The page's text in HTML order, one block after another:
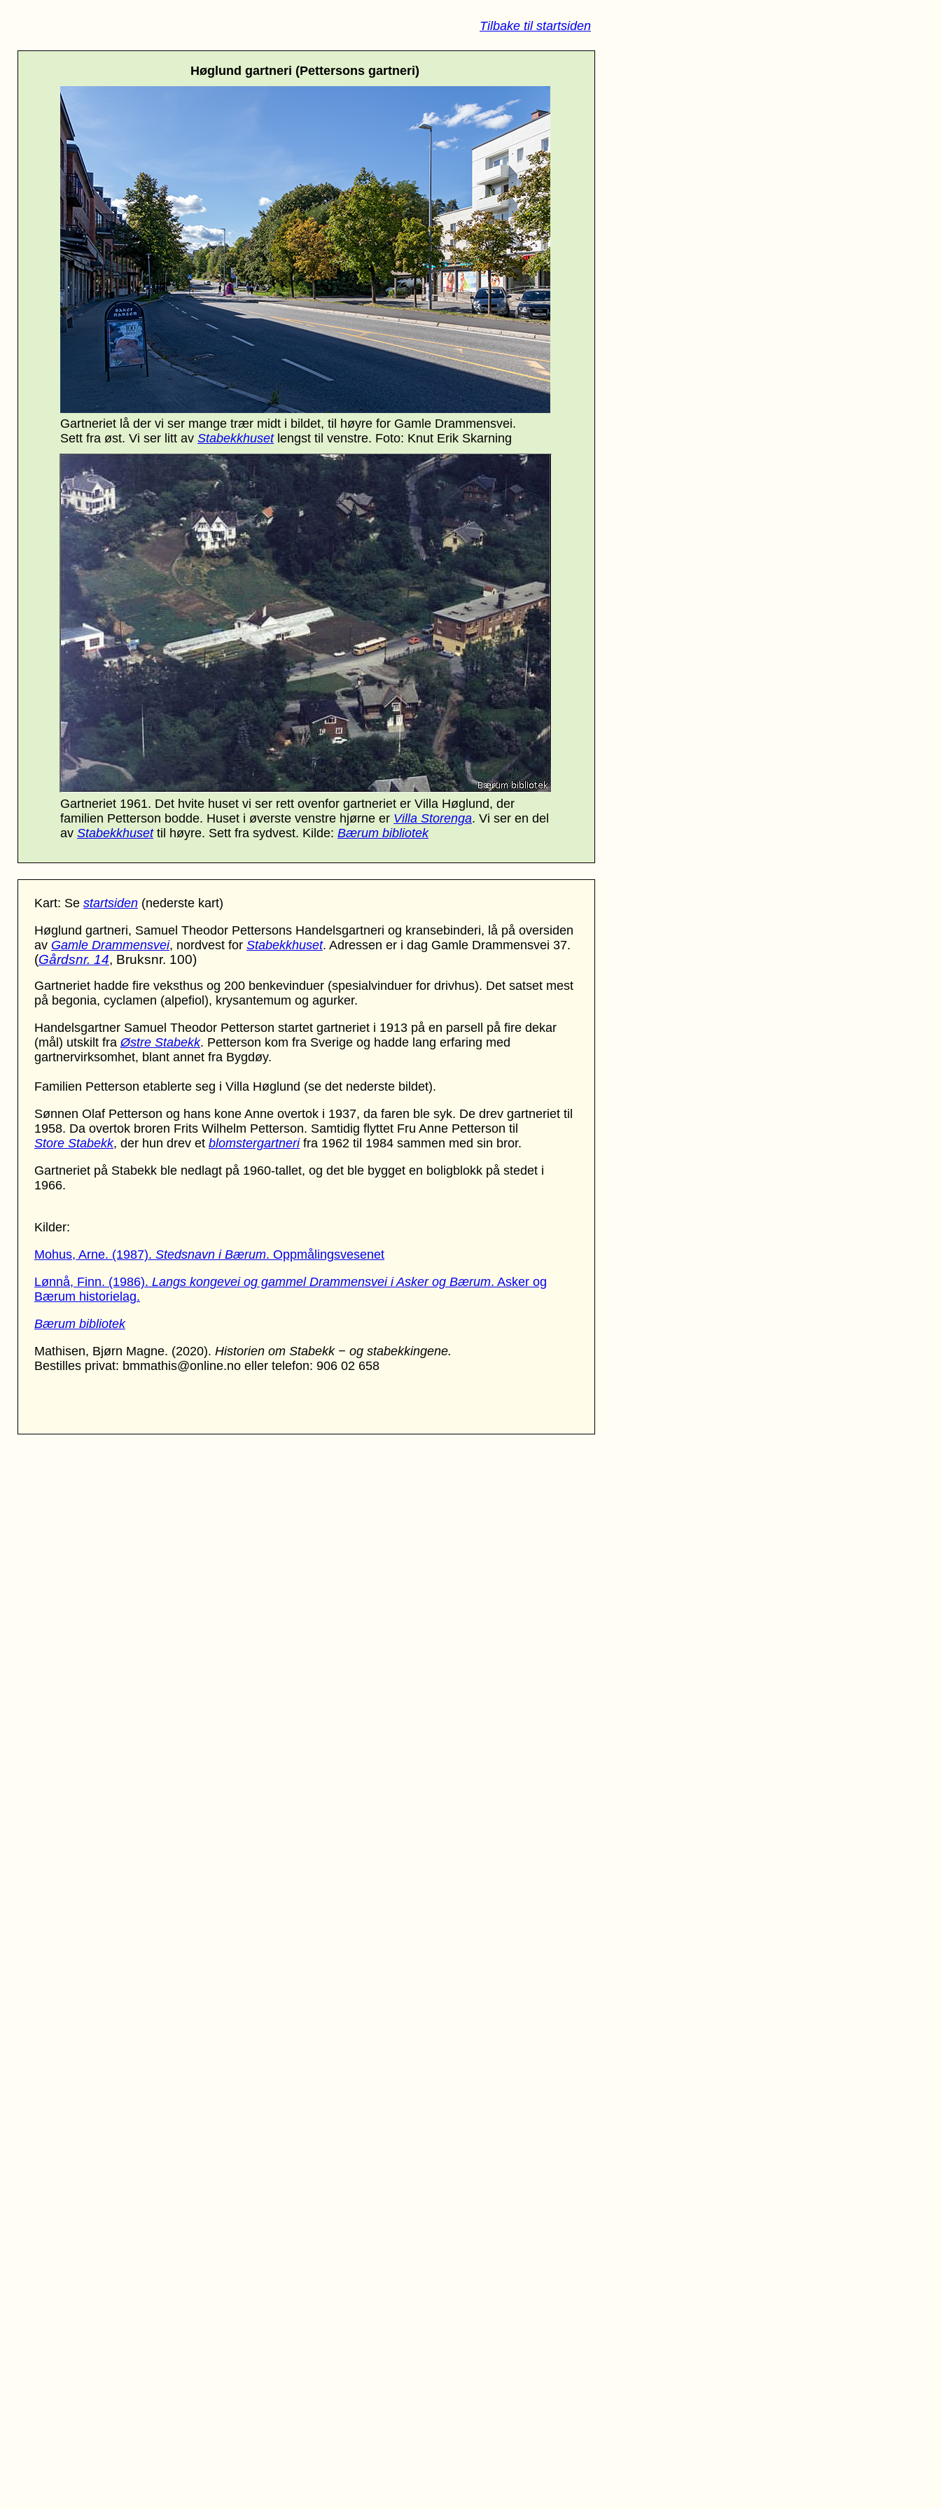
Tilbake til startsiden
Høglund gartneri (Pettersons gartneri)
Kart: Se startsiden (nederste kart)
Høglund gartneri, Samuel Theodor Pettersons Handelsgartneri og kransebinderi, lå på oversiden
av Gamle Drammensvei, nordvest for Stabekkhuset. Adressen er i dag Gamle Drammensvei 37.
(Gårdsnr. 14, Bruksnr. 100)
Gartneriet hadde fire veksthus og 200 benkevinduer (spesialvinduer for drivhus). Det satset mest
på begonia, cyclamen (alpefiol), krysantemum og agurker.
Handelsgartner Samuel Theodor Petterson startet gartneriet i 1913 på en parsell på fire dekar
(mål) utskilt fra Østre Stabekk. Petterson kom fra Sverige og hadde lang erfaring med
gartnervirksomhet, blant annet fra Bygdøy.
Familien Petterson etablerte seg i Villa Høglund (se det nederste bildet).
Sønnen Olaf Petterson og hans kone Anne overtok i 1937, da faren ble syk. De drev gartneriet til
1958. Da overtok broren Frits Wilhelm Petterson. Samtidig flyttet Fru Anne Petterson til
Store Stabekk, der hun drev et blomstergartnerifra 1962 til 1984 sammen med sin bror.
Gartneriet på Stabekk ble nedlagt på 1960-tallet, og det ble bygget en boligblokk på stedet i
1966.
Kilder:
Mohus, Arne. (1987). Stedsnavn i Bærum. Oppmålingsvesenet
Lønnå, Finn. (1986). Langs kongevei og gammel Drammensvei i Asker og Bærum. Asker og
Bærum historielag.
Bærum bibliotek
Mathisen, Bjørn Magne. (2020). Historien om Stabekk − og stabekkingene.
Bestilles privat: bmmathis@online.no eller telefon: 906 02 658
Gartneriet 1961. Det hvite huset vi ser rett ovenfor gartneriet er Villa Høglund, der
familien Petterson bodde. Huset i øverste venstre hjørne er Villa Storenga. Vi ser en del
av Stabekkhusettil høyre. Sett fra sydvest. Kilde: Bærum bibliotek
Gartneriet lå der vi ser mange trær midt i bildet, til høyre for Gamle Drammensvei.
Sett fra øst. Vi ser litt av Stabekkhusetlengst til venstre. Foto: Knut Erik Skarning